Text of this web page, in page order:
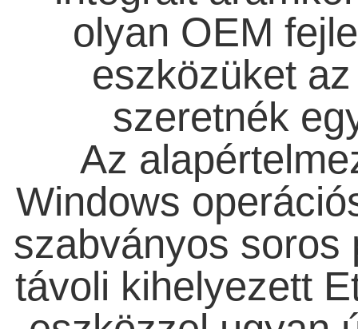
olyan OEM
eszközüket
szeretnék
Az
Windows
szabványos soros
távoli kihelyezett